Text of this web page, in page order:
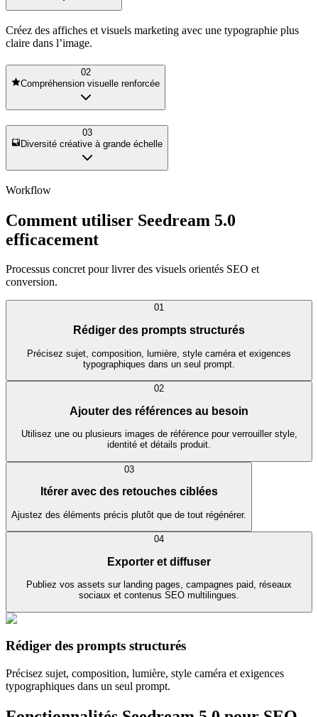
Créez des affiches et visuels marketing avec une typographie plus
claire dans l’image.
02
Compréhension visuelle renforcée
03
Diversité créative à grande échelle
Workflow
Comment utiliser Seedream 5.0
efficacement
Processus concret pour livrer des visuels orientés SEO et
conversion.
01
Rédiger des prompts structurés
Précisez sujet, composition, lumière, style caméra et exigences
typographiques dans un seul prompt.
02
Ajouter des références au besoin
Utilisez une ou plusieurs images de référence pour verrouiller style,
identité et détails produit.
03
Itérer avec des retouches ciblées
Ajustez des éléments précis plutôt que de tout régénérer.
04
Exporter et diffuser
Publiez vos assets sur landing pages, campagnes paid, réseaux
sociaux et contenus SEO multilingues.
Rédiger des prompts structurés
Précisez sujet, composition, lumière, style caméra et exigences
typographiques dans un seul prompt.